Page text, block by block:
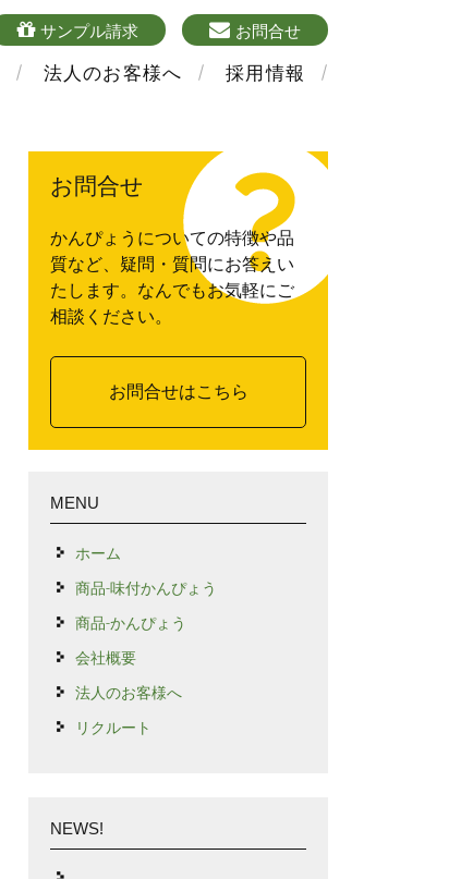
法人のお客様へ 採用情報
sample
サンプル請求 mailform
お問合せ
お問合せ
かんぴょうについての特徴や品
質など、疑問・質問にお答えい
たします。なんでもお気軽にご
相談ください。
お問合せはこちら
MENU
ホーム
商品-味付かんぴょう
商品-かんぴょう
会社概要
法人のお客様へ
リクルート
NEWS!